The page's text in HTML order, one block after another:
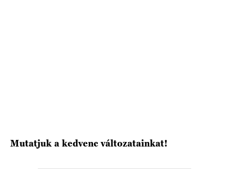
Mutatjuk a kedvenc változatainkat!